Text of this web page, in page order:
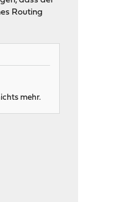
Routing
mehr.